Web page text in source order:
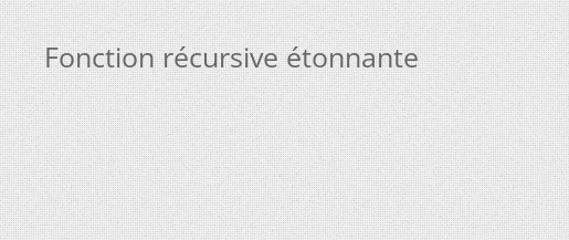
Fonction récursive étonnante